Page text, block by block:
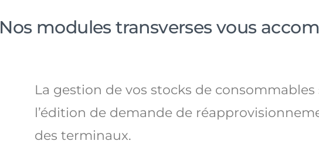
Nos modules transverses vous
La gestion de vos stocks de consommables
l’édition de demande de
des terminaux.